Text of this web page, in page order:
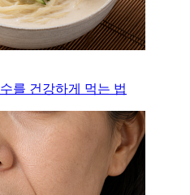
를 건강하게 먹는 법